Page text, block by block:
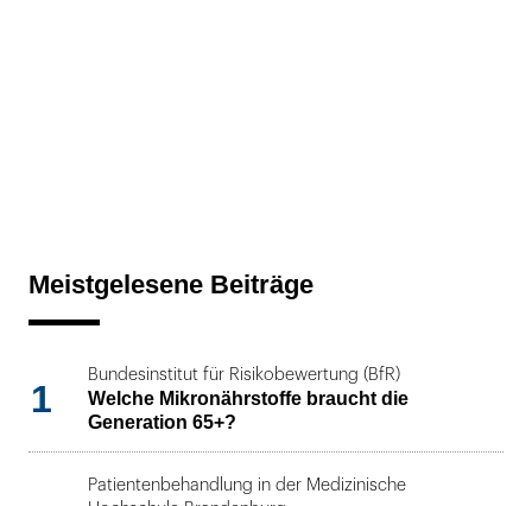
Meistgelesene Beiträge
1
Bundesinstitut für Risikobewertung (BfR)
Welche Mikronährstoffe braucht die
Generation 65+?
Patientenbehandlung in der Medizinische